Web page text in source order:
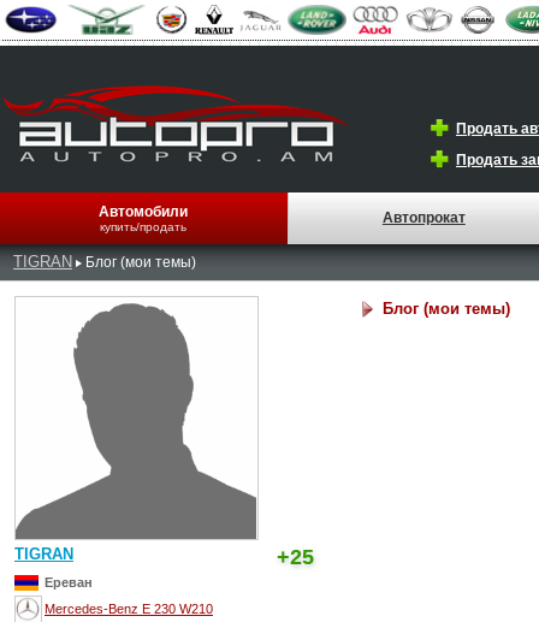
Продать
Продать
Автомобили
купить/продать
Автопрокат
TIGRAN Блог (мои темы)
TIGRAN +25
Ереван
Mercedes-Benz E 230 W210
Блог (мои темы)